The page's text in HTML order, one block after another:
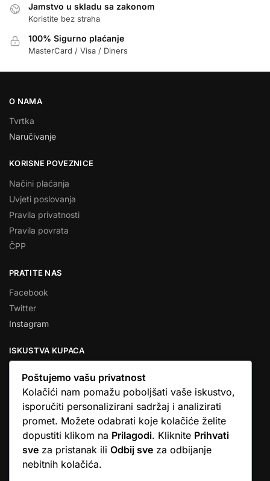
Jamstvo u skladu sa zakonom
Koristite bez straha
100% Sigurno plaćanje
MasterCard / Visa / Diners
O NAMA
Tvrtka
Naručivanje
KORISNE POVEZNICE
Načini plaćanja
Uvjeti poslovanja
Pravila privatnosti
Pravila povrata
ČPP
PRATITE NAS
Facebook
Twitter
Instagram
ISKUSTVA KUPACA
★★★★★
… Ono što me se dojmilo je ljudski pristup i njihova briga da
dobijem što sam naručio. U većini web shopova nitko vas ne
zove, samo otkažu narudžbu. …
Stjepan D.M.
Poštujemo vašu privatnost
Kolačići nam pomažu poboljšati vaše iskustvo,
isporučiti personalizirani sadržaj i analizirati
promet. Možete odabrati koje kolačiće želite
dopustiti klikom na Prilagodi. Kliknite Prihvati
sve za pristanak ili Odbij sve za odbijanje
nebitnih kolačića.